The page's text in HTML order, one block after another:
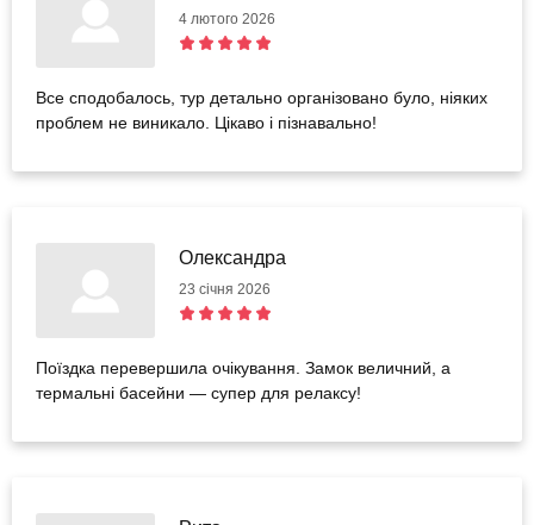
4 лютого 2026
Все сподобалось, тур детально організовано було, ніяких
проблем не виникало. Цікаво і пізнавально!
Олександра
23 січня 2026
Поїздка перевершила очікування. Замок величний, а
термальні басейни — супер для релаксу!